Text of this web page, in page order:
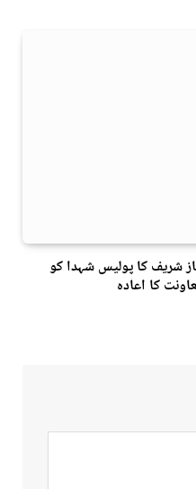
شریف کا پولیس شہدا کو
کا اعادہ